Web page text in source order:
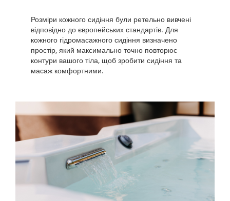
Розміри кожного сидіння були ретельно вивчені
відповідно до європейських стандартів. Для
кожного гідромасажного сидіння визначено
простір, який максимально точно повторює
контури вашого тіла, щоб зробити сидіння та
масаж комфортними.